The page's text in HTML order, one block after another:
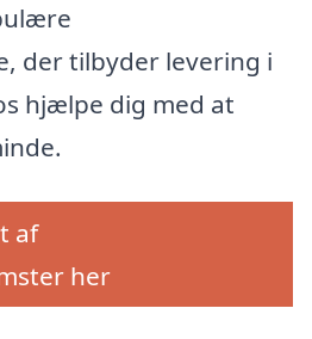
der tilbyder levering i
hjælpe dig med at
af
her